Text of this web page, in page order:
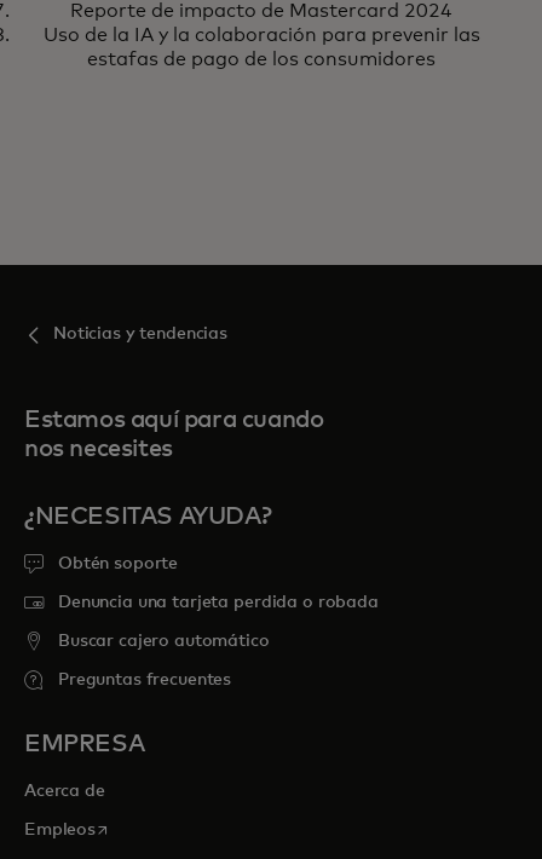
Reporte de impacto de Mastercard 2024
Uso de la IA y la colaboración para prevenir las
estafas de pago de los consumidores
Noticias y tendencias
Estamos aquí para cuando
nos necesites
¿NECESITAS AYUDA?
Obtén soporte
Denuncia una tarjeta perdida o robada
Buscar cajero automático
Preguntas frecuentes
EMPRESA
Acerca de
Empleosse abre en una pestaña nueva